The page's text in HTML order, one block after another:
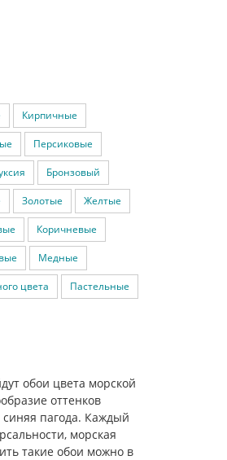
Кирпичные
Персиковые
Бронзовый
Золотые Желтые
Коричневые
Медные
цвета Пастельные
обои цвета морской
оттенков
пагода. Каждый
морская
такие обои можно в